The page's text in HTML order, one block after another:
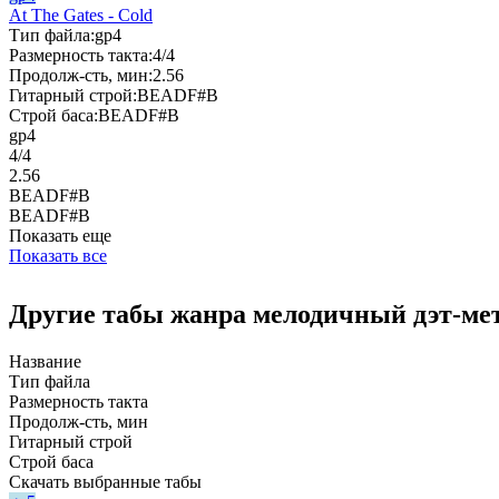
At The Gates - Cold
Тип файла:gp4
Размерность такта:4/4
Продолж-сть, мин:2.56
Гитарный строй:BEADF#B
Строй баса:BEADF#B
gp4
4/4
2.56
BEADF#B
BEADF#B
Показать еще
Показать все
Другие табы жанра мелодичный дэт-
Название
Тип файла
Размерность такта
Продолж-сть, мин
Гитарный строй
Строй баса
Скачать выбранные табы